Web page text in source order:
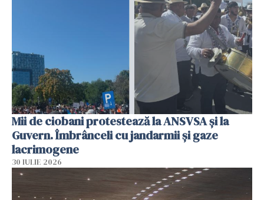
Mii de ciobani protestează la ANSVSA și la
Guvern. Îmbrânceli cu jandarmii și gaze
lacrimogene
30 IULIE 2026